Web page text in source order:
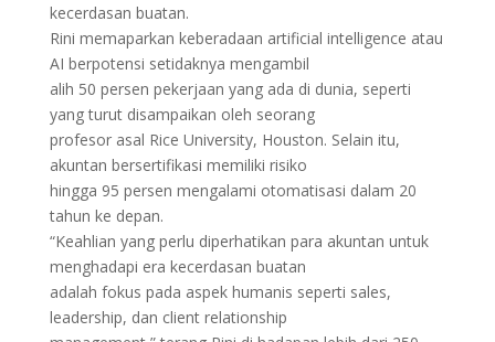
kecerdasan buatan.
Rini memaparkan keberadaan artificial intelligence atau
AI berpotensi setidaknya mengambil
alih 50 persen pekerjaan yang ada di dunia, seperti
yang turut disampaikan oleh seorang
profesor asal Rice University, Houston. Selain itu,
akuntan bersertifikasi memiliki risiko
hingga 95 persen mengalami otomatisasi dalam 20
tahun ke depan.
“Keahlian yang perlu diperhatikan para akuntan untuk
menghadapi era kecerdasan buatan
adalah fokus pada aspek humanis seperti sales,
leadership, dan client relationship